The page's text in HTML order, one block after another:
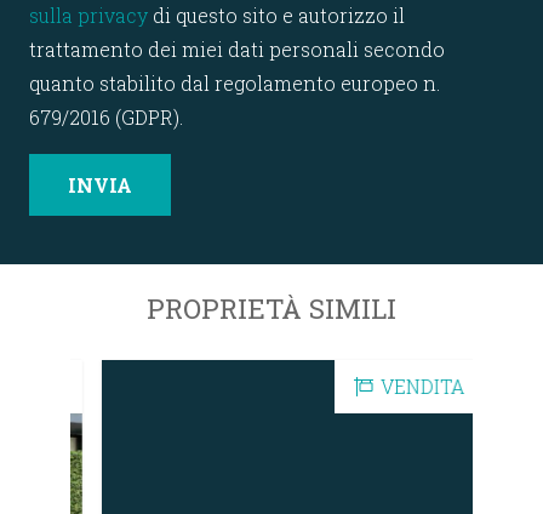
sulla privacy di questo sito e autorizzo il
trattamento dei miei dati personali secondo
quanto stabilito dal regolamento europeo n.
679/2016 (GDPR).
PROPRIETÀ SIMILI
VENDITA